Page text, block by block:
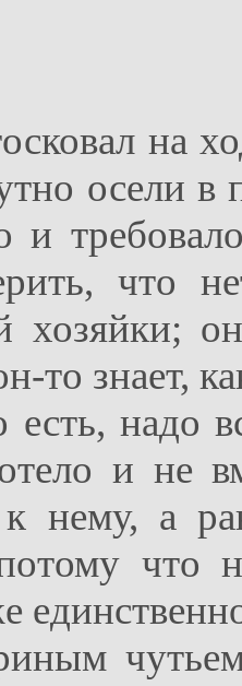
на
осели в
и
что
хозяйки;
то знает,
есть, надо
и не
к нему, а
что